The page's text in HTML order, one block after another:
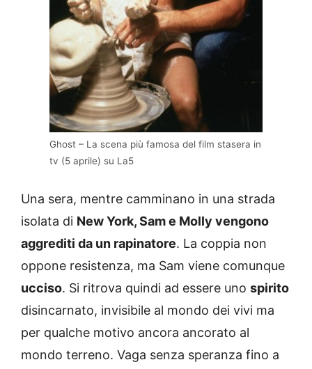
Ghost – La scena più famosa del film stasera in
tv (5 aprile) su La5
Una sera, mentre camminano in una strada
isolata di New York, Sam e Molly vengono
aggrediti da un rapinatore. La coppia non
oppone resistenza, ma Sam viene comunque
ucciso. Si ritrova quindi ad essere uno spirito
disincarnato, invisibile al mondo dei vivi ma
per qualche motivo ancora ancorato al
mondo terreno. Vaga senza speranza fino a